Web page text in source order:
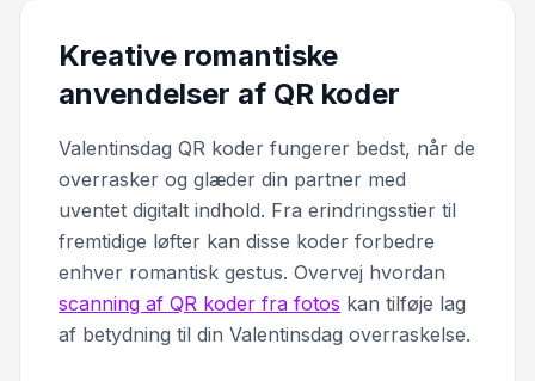
Kreative romantiske
anvendelser af QR koder
Valentinsdag QR koder fungerer bedst, når de
overrasker og glæder din partner med
uventet digitalt indhold. Fra erindringsstier til
fremtidige løfter kan disse koder forbedre
enhver romantisk gestus. Overvej hvordan
scanning af QR koder fra fotos kan tilføje lag
af betydning til din Valentinsdag overraskelse.